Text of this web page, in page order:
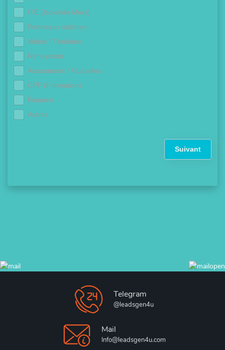
ITE (Isolation Murs)
Panneaux solaires
Volets / Fenêtres
Rénovation
Assurances / Mutuelles
CPF (Formation)
Finance
Autres
Suivant
Telegram
@leadsgen4u
Mail
Info@leadsgen4u.com